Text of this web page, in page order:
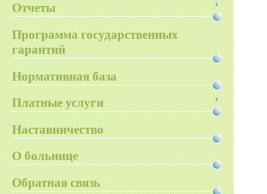
Отчеты
Программа государственных
гарантий
Нормативная база
Платные услуги
Наставничество
О больнице
Обратная связь